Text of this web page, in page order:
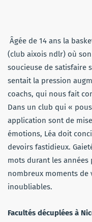
Âgée de 14 ans la
(club aixois ndlr) où
soucieuse de satisfaire
sentait la pression
coachs, qui nous fait
Dans un club qui «
application sont de
émotions, Léa doit
devoirs fastidieux.
mots durant les années
nombreux moments de
inoubliables.
Facultés